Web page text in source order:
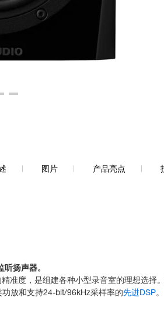
图片 产品亮点
扬声器。
准度，是组建各种小型录音室的理想选
放和支持24-bit/96kHz采样率的先进DSP。